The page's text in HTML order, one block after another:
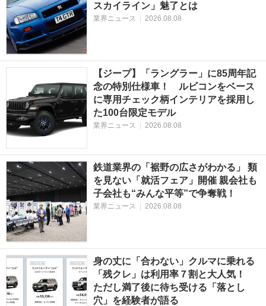
スカイライン」魅了とは
業界ニュース | 2026.08.08
【ジープ】「ラングラー」に85周年記
念の特別仕様車！ ルビコンをベース
に専用チェック柄インテリアを採用し
た100台限定モデル
業界ニュース | 2026.08.08
鉄道業界の「裾野の広さがわかる」 類
を見ない「就活フェア」開催 親会社も
子会社も“みんな平等”で争奪戦！
業界ニュース | 2026.08.08
身の丈に「合わない」クルマに乗れる
「残クレ」は利用率７割と大人気！
ただし満了後に待ち受ける「落とし
穴」を経験者が語る